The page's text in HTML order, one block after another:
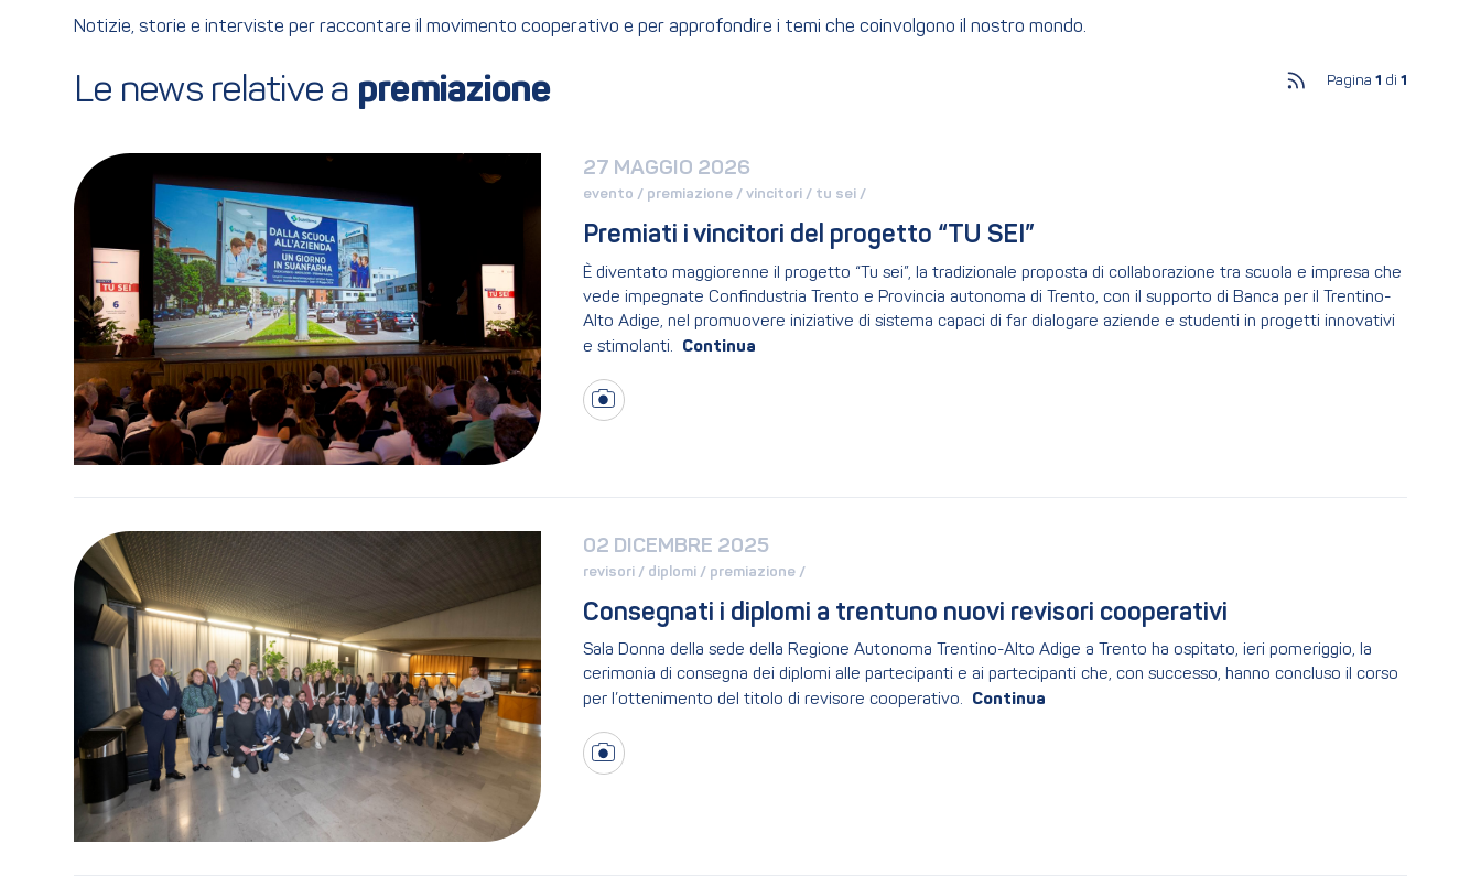
Notizie, storie e interviste per raccontare il movimento cooperativo e per approfondire i temi che coinvolgono il nostro mondo.
Le news relative a premiazione Pagina 1 di 1
27 MAGGIO 2026
evento / premiazione / vincitori / tu sei /
Premiati i vincitori del progetto “TU SEI”
È diventato maggiorenne il progetto “Tu sei”, la tradizionale proposta di collaborazione tra scuola e impresa che
vede impegnate Confindustria Trento e Provincia autonoma di Trento, con il supporto di Banca per il Trentino-
Alto Adige, nel promuovere iniziative di sistema capaci di far dialogare aziende e studenti in progetti innovativi
e stimolanti.
02 DICEMBRE 2025
revisori / diplomi / premiazione /
Consegnati i diplomi a trentuno nuovi revisori cooperativi
Sala Donna della sede della Regione Autonoma Trentino-Alto Adige a Trento ha ospitato, ieri pomeriggio, la
cerimonia di consegna dei diplomi alle partecipanti e ai partecipanti che, con successo, hanno concluso il corso
per l’ottenimento del titolo di revisore cooperativo.